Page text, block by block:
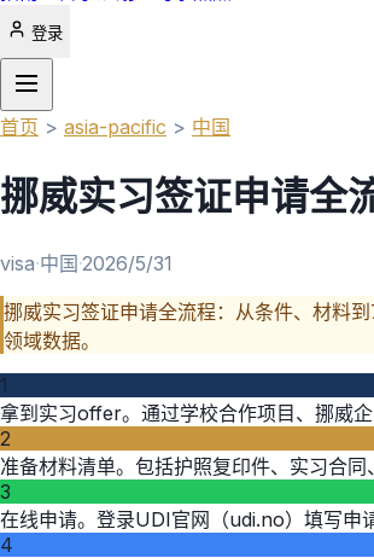
登录
首页 > asia-pacific > 中国
挪威实习签证申请全
visa·中国·2026/5/31
挪威实习签证申请全流程：从条件、材料
领域数据。
1
拿到实习offer。通过学校合作项目、挪威
2
准备材料清单。包括护照复印件、实习合同
3
在线申请。登录UDI官网（udi.no）填写申
4